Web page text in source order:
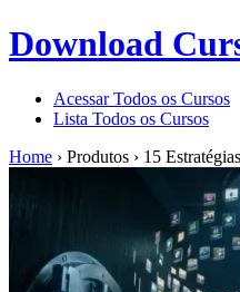
Download
Acessar Todos os Cursos
Lista Todos os Cursos
Home › Produtos › 15